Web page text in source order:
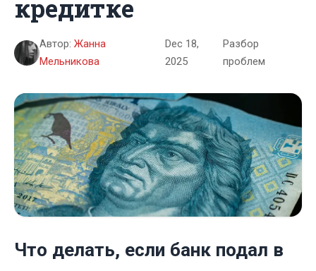
кредитке
Автор: Жанна
Мельникова
Dec 18,
2025
Разбор
проблем
Что делать, если банк подал в